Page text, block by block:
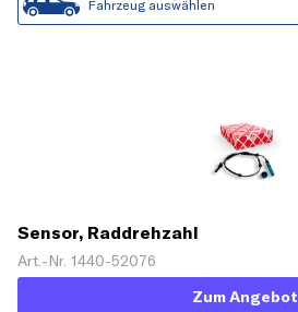
Fahrzeug auswählen
Sensor, Raddrehzahl
Art.-Nr. 1440-52076
Zum Angebot